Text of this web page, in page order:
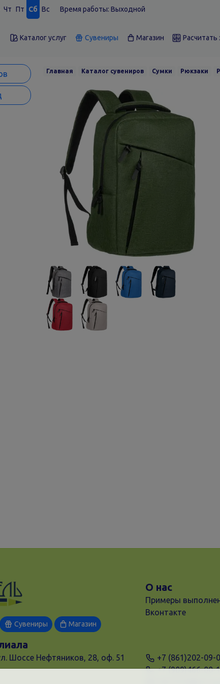
Чт Пт Сб Вс Время работы: Выходной
Каталог услуг Сувениры Магазин Расчитать
Главная Каталог сувениров Сумки Рюкзаки
Сувениры Магазин
О нас
Примеры
Вконтакте
Шоссе Нефтяников, 28, оф. 51
+7 (861)202-09-
+7 (909)466-00-